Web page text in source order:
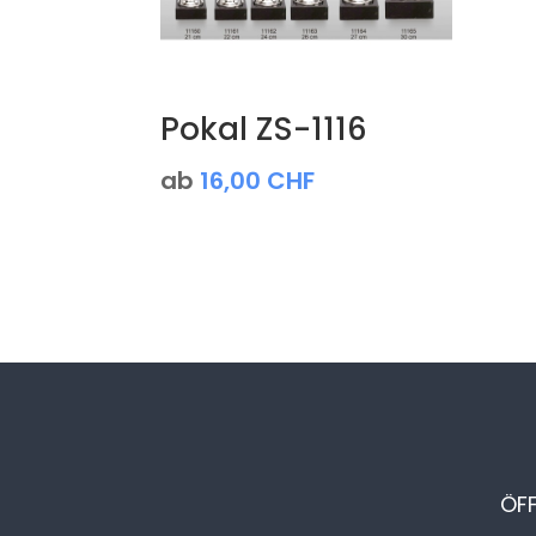
Pokal ZS-1116
ab 16,00 CHF